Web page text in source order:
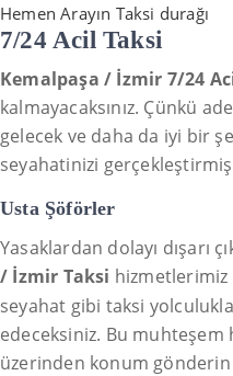
Hemen Arayın Taksi durağı
7/24 Acil Taksi
Kemalpaşa / İzmir 7/24
kalmayacaksınız. Çünkü
gelecek ve daha da iyi bir
seyahatinizi
Usta Şöförler
Yasaklardan dolayı dışarı
/ İzmir Taksi hizmetlerimiz
seyahat gibi taksi
edeceksiniz. Bu
üzerinden konum gönderin